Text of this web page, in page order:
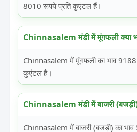
8010 रूपये प्रति कुएंटल हैं।
Chinnasalem मंडी में मूंगफली क्या
Chinnasalem में मूंगफली का भाव
कुएंटल हैं।
Chinnasalem मंडी में बाजरी (बजड़ी)
Chinnasalem में बाजरी (बजड़ी) का